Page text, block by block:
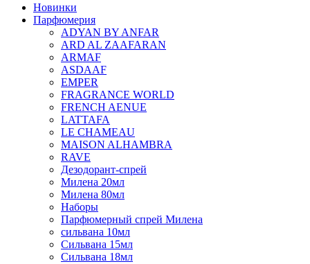
Новинки
Парфюмерия
ADYAN BY ANFAR
ARD AL ZAAFARAN
ARMAF
ASDAAF
EMPER
FRAGRANCE WORLD
FRENCH AENUE
LATTAFA
LE CHAMEAU
MAISON ALHAMBRA
RAVE
Дезодорант-спрей
Милена 20мл
Милена 80мл
Наборы
Парфюмерный спрей Милена
сильвана 10мл
Сильвана 15мл
Сильвана 18мл